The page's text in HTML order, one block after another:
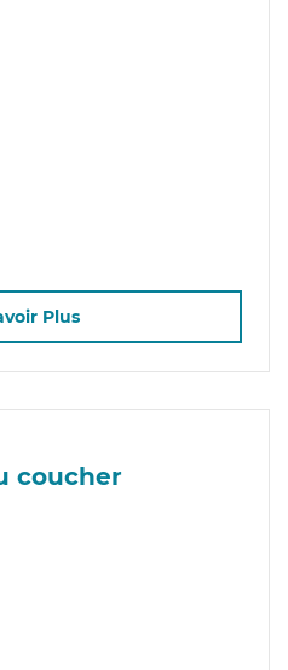
Plus
coucher